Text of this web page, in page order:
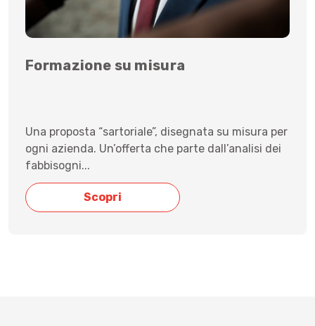
Formazione su misura
Una proposta “sartoriale”, disegnata su misura per
ogni azienda. Un’offerta che parte dall’analisi dei
fabbisogni...
Scopri